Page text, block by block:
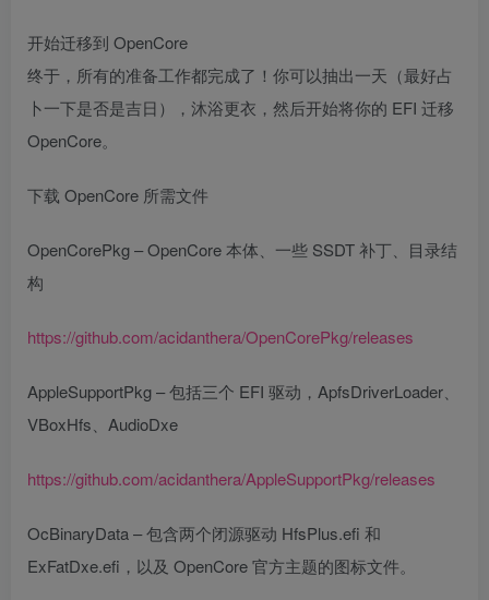
开始迁移到 OpenCore
终于，所有的准备工作都完成了！你可以抽出一天（最好占
卜一下是否是吉日），沐浴更衣，然后开始将你的 EFI 迁移
OpenCore。
下载 OpenCore 所需文件
OpenCorePkg – OpenCore 本体、一些 SSDT 补丁、目录结
构
https://github.com/acidanthera/OpenCorePkg/releases
AppleSupportPkg – 包括三个 EFI 驱动，ApfsDriverLoader、
VBoxHfs、AudioDxe
https://github.com/acidanthera/AppleSupportPkg/releases
OcBinaryData – 包含两个闭源驱动 HfsPlus.efi 和
ExFatDxe.efi，以及 OpenCore 官方主题的图标文件。